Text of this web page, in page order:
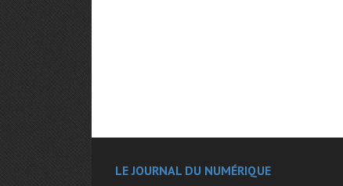
LE JOURNAL DU NUMÉRIQUE